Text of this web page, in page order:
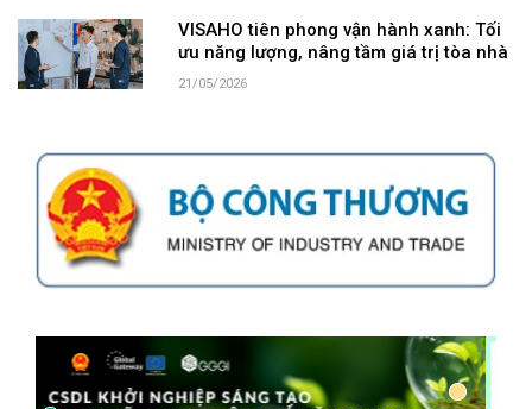
VISAHO tiên phong vận hành xanh: Tối
ưu năng lượng, nâng tầm giá trị tòa nhà
21/05/2026